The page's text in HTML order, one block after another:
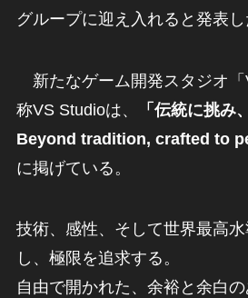
グループに迎え入れると発表し
新たなゲーム開発スタジオ「
称VS Studioは、
「伝統に挑み
Beyond tradition, crafted to
に掲げている。
技術、感性、そして世界最高
し、極限を追求する。
自由で開かれた、余裕と余白